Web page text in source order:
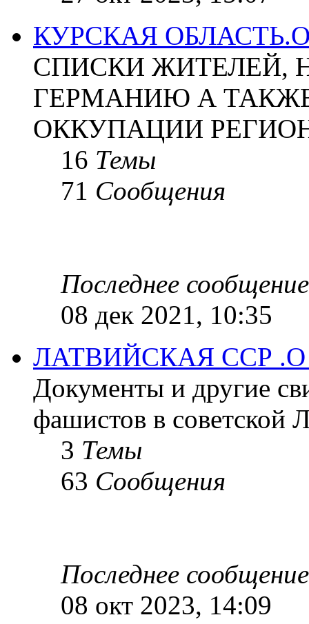
КУРСКАЯ
СПИСКИ ЖИТЕЛЕЙ,
ГЕРМАНИЮ А
ОККУПАЦИИ
16 Темы
71 Сообщения
Последнее сообщение
08 дек 2021, 10:35
ЛАТВИЙСКАЯ ССР
Документы и другие
фашистов в советской
3 Темы
63 Сообщения
Последнее сообщение
08 окт 2023, 14:09